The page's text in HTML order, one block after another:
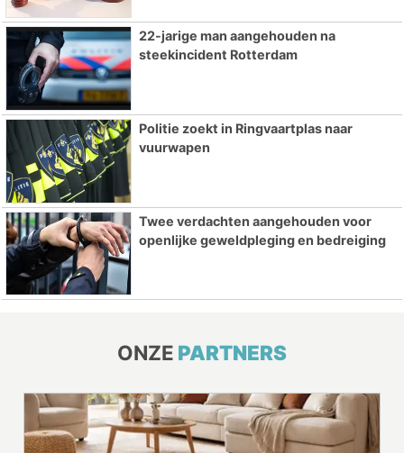
22-jarige man aangehouden na
steekincident Rotterdam
Politie zoekt in Ringvaartplas naar
vuurwapen
Twee verdachten aangehouden voor
openlijke geweldpleging en bedreiging
ONZE PARTNERS